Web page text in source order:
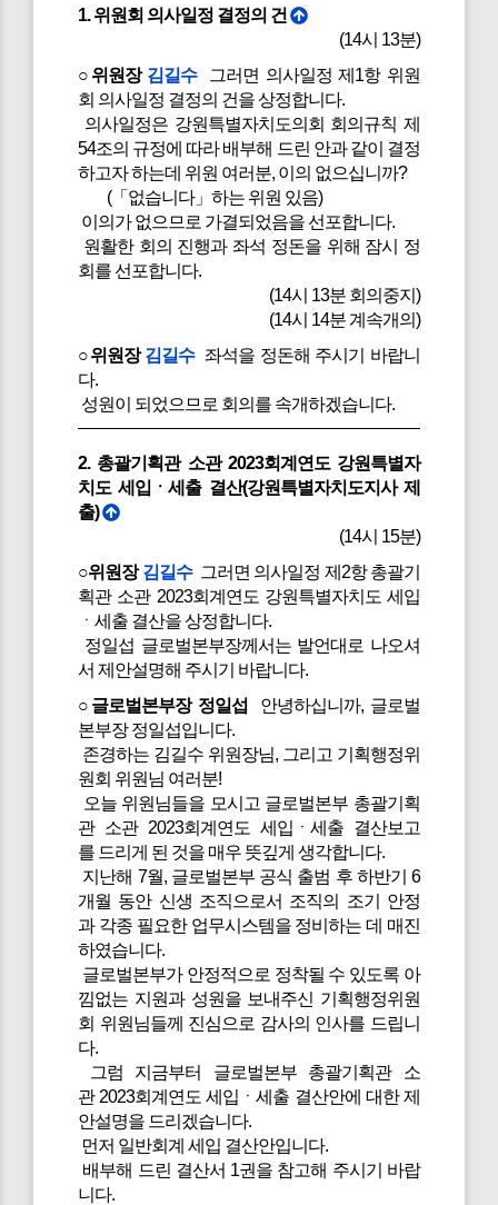
1. 위원회 의사일정 결정의 건
(14시 13분)
○위원장 김길수그러면 의사일정 제1항 위원
회 의사일정 결정의 건을 상정합니다.
의사일정은 강원특별자치도의회 회의규칙 제
54조의 규정에 따라 배부해 드린 안과 같이 결정
하고자 하는데 위원 여러분, 이의 없으십니까?
(「없습니다」하는 위원 있음)
이의가 없으므로 가결되었음을 선포합니다.
원활한 회의 진행과 좌석 정돈을 위해 잠시 정
회를 선포합니다.
(14시 13분 회의중지)
(14시 14분 계속개의)
○위원장김길수좌석을 정돈해 주시기 바랍니
다.
성원이 되었으므로 회의를 속개하겠습니다.
2. 총괄기획관 소관 2023회계연도 강원특별자
치도 세입ㆍ세출 결산(강원특별자치도지사 제
출)
(14시 15분)
○위원장김길수그러면 의사일정 제2항 총괄기
획관 소관 2023회계연도 강원특별자치도 세입
ㆍ세출 결산을 상정합니다.
정일섭 글로벌본부장께서는 발언대로 나오셔
서 제안설명해 주시기 바랍니다.
○글로벌본부장 정일섭 안녕하십니까, 글로벌
본부장 정일섭입니다.
존경하는 김길수 위원장님, 그리고 기획행정위
원회 위원님 여러분!
오늘 위원님들을 모시고 글로벌본부 총괄기획
관 소관 2023회계연도 세입ㆍ세출 결산보고
를 드리게 된 것을 매우 뜻깊게 생각합니다.
지난해 7월, 글로벌본부 공식 출범 후 하반기 6
개월 동안 신생 조직으로서 조직의 조기 안정
과 각종 필요한 업무시스템을 정비하는 데 매진
하였습니다.
글로벌본부가 안정적으로 정착될 수 있도록 아
낌없는 지원과 성원을 보내주신 기획행정위원
회 위원님들께 진심으로 감사의 인사를 드립니
다.
그럼 지금부터 글로벌본부 총괄기획관 소
관 2023회계연도 세입ㆍ세출 결산안에 대한 제
안설명을 드리겠습니다.
먼저 일반회계 세입 결산안입니다.
배부해 드린 결산서 1권을 참고해 주시기 바랍
니다.